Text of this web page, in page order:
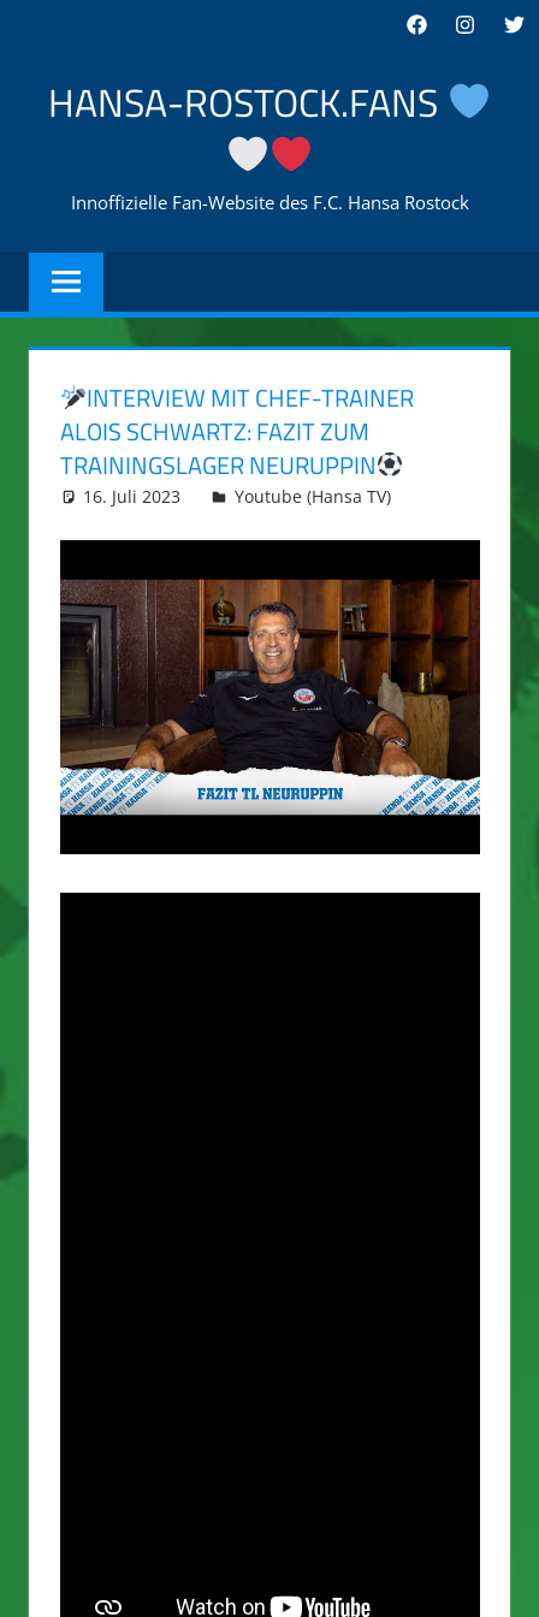
springen
Facebook
HANSA-ROSTOCK.FANS
Innoffizielle Fan-Website des F.C. Hansa Rostock
INTERVIEW MIT CHEF-TRAINER
ALOIS SCHWARTZ: FAZIT ZUM
TRAININGSLAGER NEURUPPIN
16. Juli 2023 integromat
Youtube (Hansa TV)